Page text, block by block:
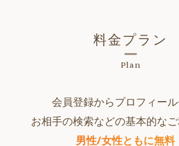
料金プラン
Plan
会員登録からプロフィール
お相手の検索などの基本的な
男性/女性ともに無料